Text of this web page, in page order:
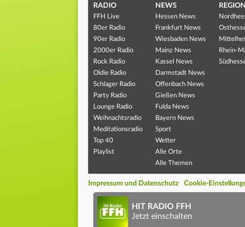
RADIO
FFH Live
80er Radio
90er Radio
2000er Radio
Rock Radio
Oldie Radio
Schlager Radio
Party Radio
Lounge Radio
Weihnachtsradio
Meditationsradio
Top 40
Playlist
NEWS
Hessen News
Frankfurt News
Wiesbaden News
Mainz News
Kassel News
Darmstadt News
Offenbach News
Gießen News
Fulda News
Bayern News
Sport
Wetter
Alle Orte
Alle Themen
Rhein-
Impressum und Datenschutz Cookie-
HIT RADIO FFH
Jetzt einschalten